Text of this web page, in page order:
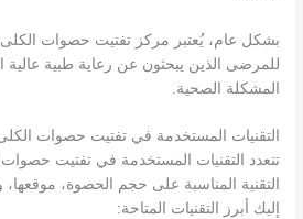
بشكل عام، يُعتبر مركز تفتيت حصوات الكلى
للمرضى الذين يبحثون عن رعاية طبية عالية
المشكلة الصحية.
التقنيات المستخدمة في تفتيت حصوات
تتعدد التقنيات المستخدمة في تفتيت حصوات
التقنية المناسبة على حجم الحصوة،
إليك أبرز التقنيات المتاحة: